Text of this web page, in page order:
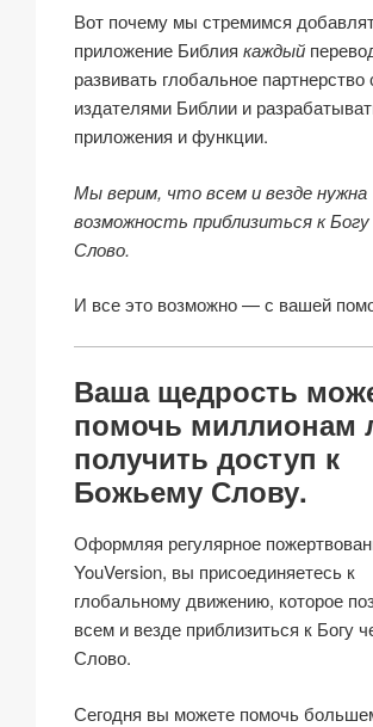
Вот почему мы стремимся
приложение Библия каждый
развивать глобальное партнерство
издателями Библии и
приложения и функции.
Мы верим, что всем и везде нужна
возможность приблизиться к Богу
Слово.
И все это возможно — с вашей
Ваша щедрость
помочь миллионам
получить доступ к
Божьему Слову.
Оформляя регулярное
YouVersion, вы присоединяетесь к
глобальному движению, которое
всем и везде приблизиться к Богу
Слово.
Сегодня вы можете помочь